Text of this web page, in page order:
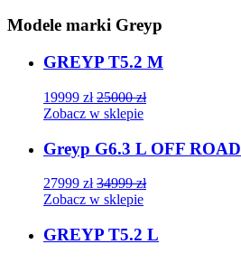
Modele marki Greyp
GREYP T5.2 M
19999 zł 25000zł
Zobacz w sklepie
Greyp G6.3 L OFF ROAD
27999 zł 34999zł
Zobacz w sklepie
GREYP T5.2 L